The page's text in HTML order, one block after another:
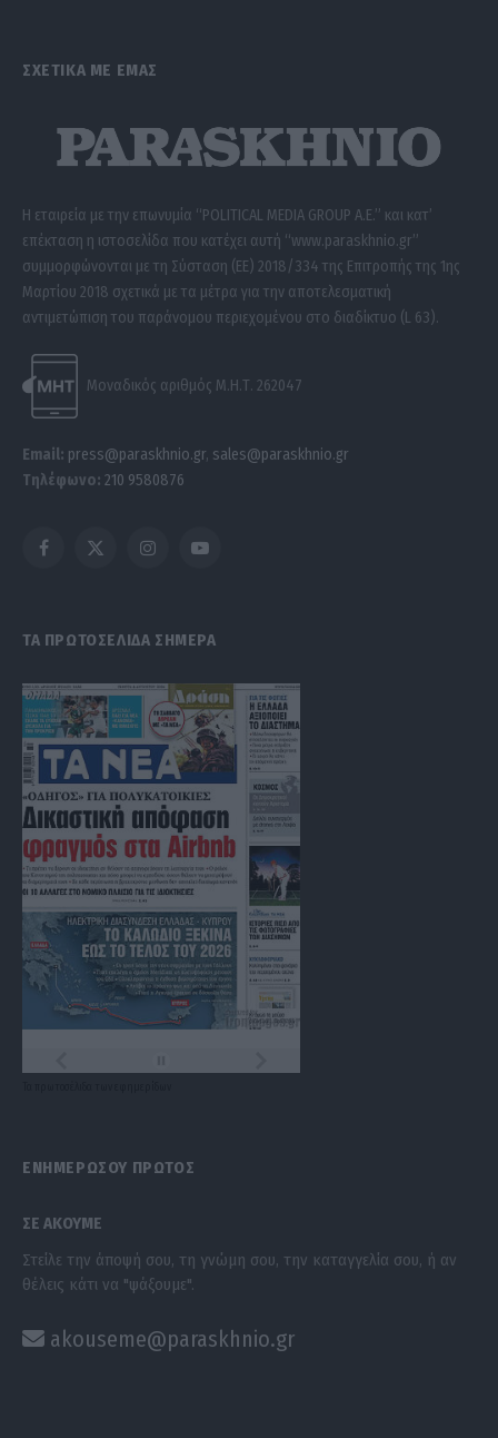
ΣΧΕΤΙΚΑ ΜΕ ΕΜΑΣ
Η εταιρεία με την επωνυμία “POLITICAL MEDIA GROUP A.E.” και κατ’
επέκταση η ιστοσελίδα που κατέχει αυτή “www.paraskhnio.gr”
συμμορφώνονται με τη Σύσταση (ΕΕ) 2018/334 της Επιτροπής της 1ης
Μαρτίου 2018 σχετικά με τα μέτρα για την αποτελεσματική
αντιμετώπιση του παράνομου περιεχομένου στο διαδίκτυο (L 63).
Μοναδικός αριθμός Μ.Η.Τ. 262047
Email: press@paraskhnio.gr, sales@paraskhnio.gr
Τηλέφωνο: 210 9580876
Facebook
X
InstagramYouTube
ΤΑ ΠΡΩΤΟΣΕΛΙΔΑ ΣΗΜΕΡΑ
ΕΝΗΜΕΡΩΣΟΥ ΠΡΩΤΟΣ
ΣΕ ΑΚΟΥΜΕ
Στείλε την άποψή σου, τη γνώμη σου, την καταγγελία σου, ή αν
θέλεις κάτι να "ψάξουμε".
akouseme@paraskhnio.gr